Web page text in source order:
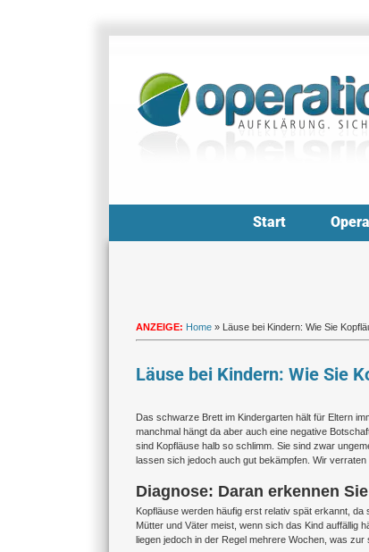
Start
ANZEIGE: Home » Läuse bei Kindern: Wie Sie
Läuse bei Kindern: Wie Sie
Das schwarze Brett im Kindergarten hält für Eltern
manchmal hängt da aber auch eine negative
sind Kopfläuse halb so schlimm. Sie sind zwar
lassen sich jedoch auch gut bekämpfen. Wir verraten
Diagnose: Daran erkennen
Kopfläuse werden häufig erst relativ spät erkannt,
Mütter und Väter meist, wenn sich das Kind auffällig
liegen jedoch in der Regel mehrere Wochen, was zur